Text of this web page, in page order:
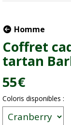
Homme
Coffret
tartan
55€
Coloris disponibles :